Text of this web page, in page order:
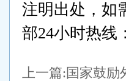
注明出处，如
部24小时热线
上一篇:国家鼓励